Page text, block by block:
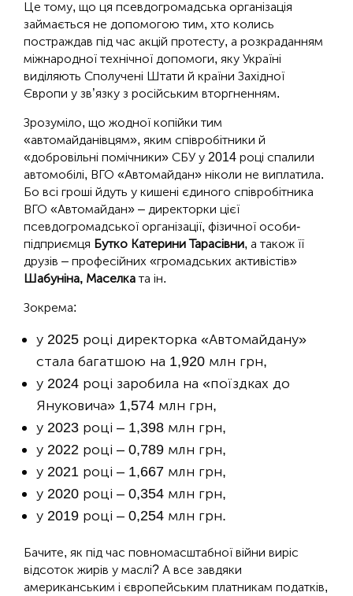
Це тому, що ця псевдогромадська організація
займається не допомогою тим, хто колись
постраждав під час акцій протесту, а розкраданням
міжнародної технічної допомоги, яку Україні
виділяють Сполучені Штати й країни Західної
Європи у зв’язку з російським вторгненням.
Зрозуміло, що жодної копійки тим
«автомайданівцям», яким співробітники й
«добровільні помічники» СБУ у 2014 році спалили
автомобілі, ВГО «Автомайдан» ніколи не виплатила.
Бо всі гроші йдуть у кишені єдиного співробітника
ВГО «Автомайдан» – директорки цієї
псевдогромадської організації, фізичної особи-
підприємця Бутко Катерини Тарасівни, а також її
друзів – професійних «громадських активістів»
Шабуніна, Маселка та ін.
Зокрема:
у 2025 році директорка «Автомайдану»
стала багатшою на 1,920 млн грн,
у 2024 році заробила на «поїздках до
Януковича» 1,574 млн грн,
у 2023 році – 1,398 млн грн,
у 2022 році – 0,789 млн грн,
у 2021 році – 1,667 млн грн,
у 2020 році – 0,354 млн грн,
у 2019 році – 0,254 млн грн.
Бачите, як під час повномасштабної війни виріс
відсоток жирів у маслі? А все завдяки
американським і європейським платникам податків,